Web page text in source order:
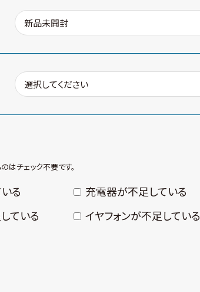
チェック不要です。
る
充電器が不⾜している
ている
イヤフォンが不⾜している